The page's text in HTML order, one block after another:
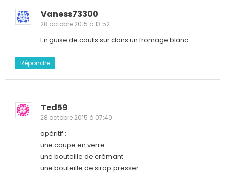
Vaness73300
28 octobre 2015 à 13:52
En guise de coulis sur dans un fromage blanc…
Répondre
Ted59
28 octobre 2015 à 07:40
apéritif :
une coupe en verre
une bouteille de crémant
une bouteille de sirop presser